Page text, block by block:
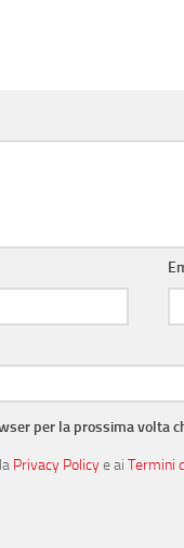
per la prossima volta
Privacy Policye ai Termini